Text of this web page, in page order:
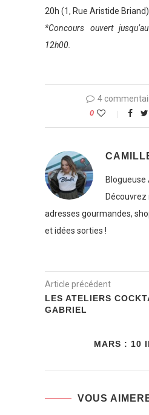
20h (1, Rue Aristide
*Concours ouvert
12h00.
4
0
Blogueuse
adresses gourmandes,
et idées sorties !
Article précédent
LES ATELIERS
GABRIEL
MARS : 10
VOUS